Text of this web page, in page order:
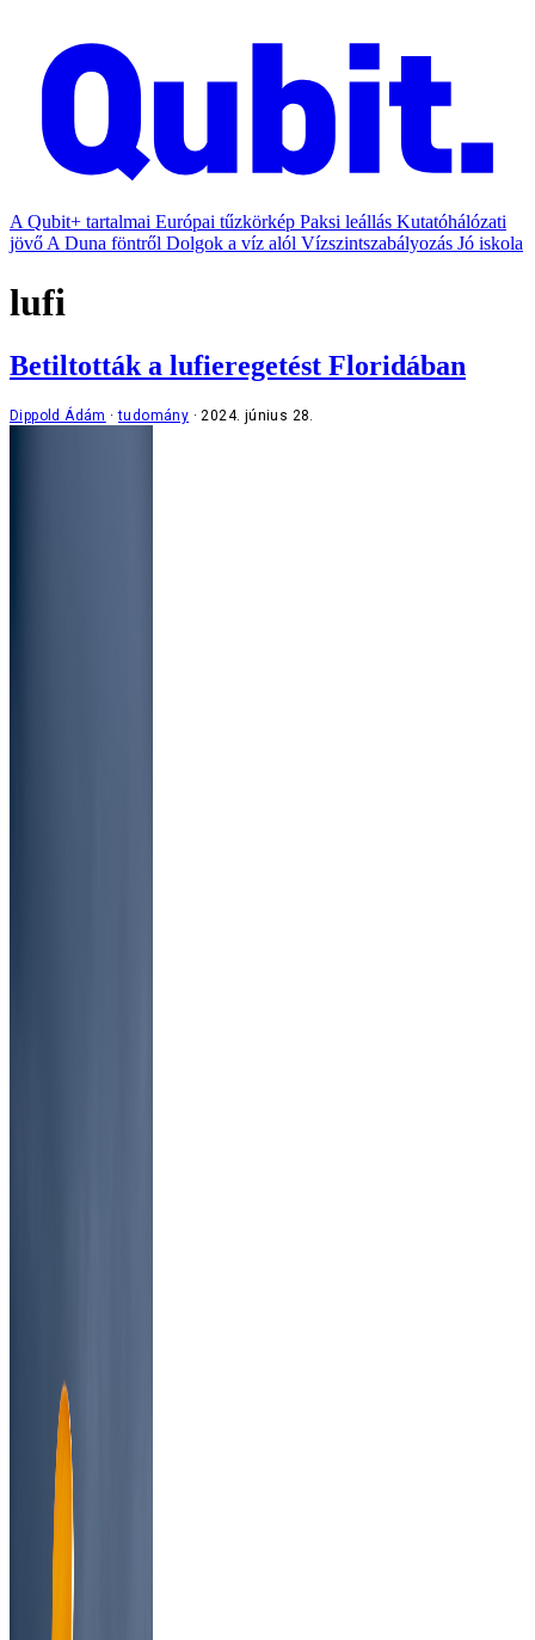
A Qubit+ tartalmai Európai tűzkörkép Paksi leállás Kutatóhálózati
jövő A Duna föntről Dolgok a víz alól Vízszintszabályozás Jó iskola
lufi
Betiltották a lufieregetést Floridában
Dippold Ádám tudomány 2024. június 28.